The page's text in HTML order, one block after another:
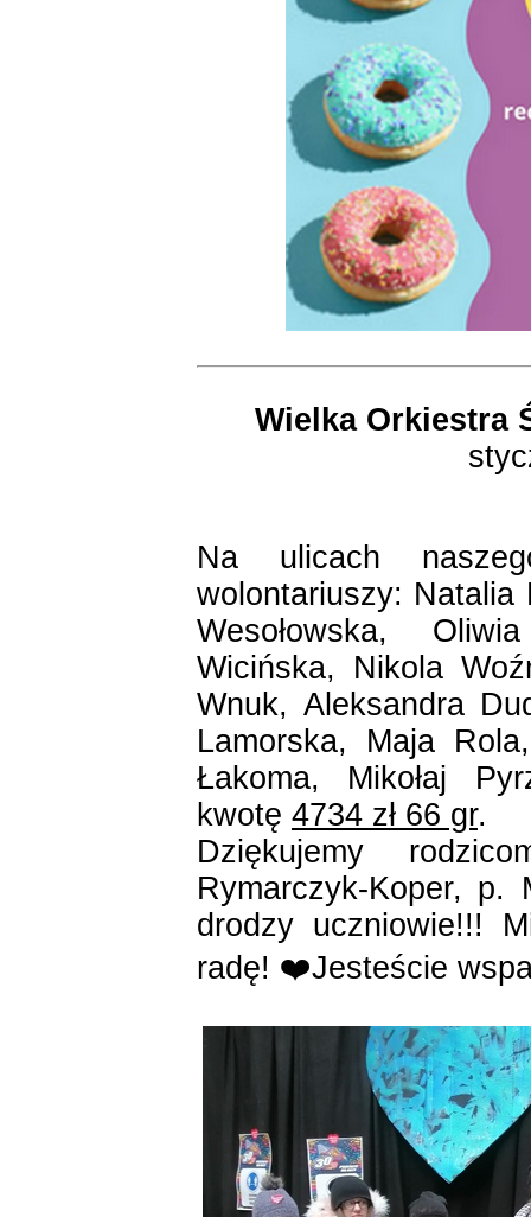
Wielka Orkiestra
Na ulicach
wolontariuszy:
Wesołowska,
Wicińska, Nikola
Wnuk, Aleksandra
Lamorska, Maja
Łakoma, Mikołaj
kwotę 4734 zł 66 gr.
Dziękujemy
Rymarczyk-Koper, p.
drodzy uczniowie!!!
radę! ❤️Jesteście